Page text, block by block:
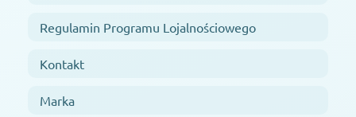
Regulamin Programu Lojalnościowego
Kontakt
Marka